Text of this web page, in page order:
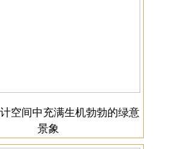
空间中充满生机勃勃的绿意
景象